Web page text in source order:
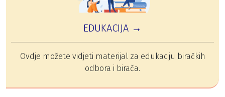
EDUKACIJA →
Ovdje možete vidjeti materijal za edukaciju biračkih
odbora i birača.